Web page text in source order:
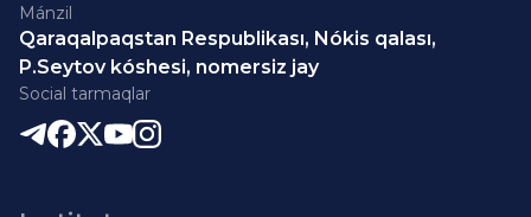
Mánzil
Qaraqalpaqstan Respublikası, Nókis qalası,
P.Seytov kóshesi, nomersiz jay
Social tarmaqlar